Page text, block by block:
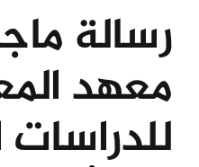
رسالة
معهد
للدراسات